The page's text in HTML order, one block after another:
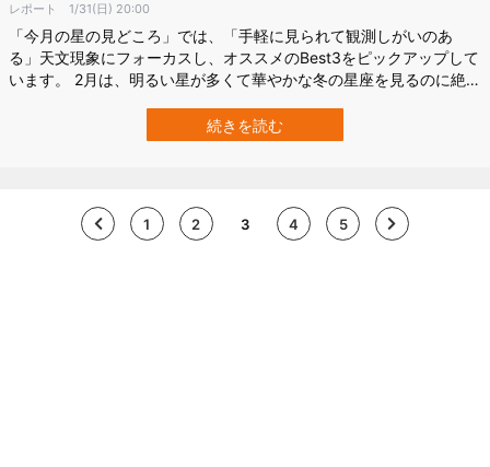
レポート 1/31(日) 20:00
「今月の星の見どころ」では、「手軽に見られて観測しがいのあ
る」天文現象にフォーカスし、オススメのBest3をピックアップして
います。 2月は、明るい星が多くて華やかな冬の星座を見るのに絶好
ド」が位置しています。このダイヤモンドに関係する星座は有名な
ものが多いので、おさえておくと、より星への興味が深まると思い
続きを読む
1 2 3 4 5